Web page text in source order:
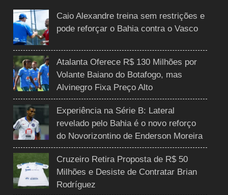
Caio Alexandre treina sem restrições e
pode reforçar o Bahia contra o Vasco
Atalanta Oferece R$ 130 Milhões por
Volante Baiano do Botafogo, mas
Alvinegro Fixa Preço Alto
Experiência na Série B: Lateral
revelado pelo Bahia é o novo reforço
do Novorizontino de Enderson Moreira
Cruzeiro Retira Proposta de R$ 50
Milhões e Desiste de Contratar Brian
Rodríguez